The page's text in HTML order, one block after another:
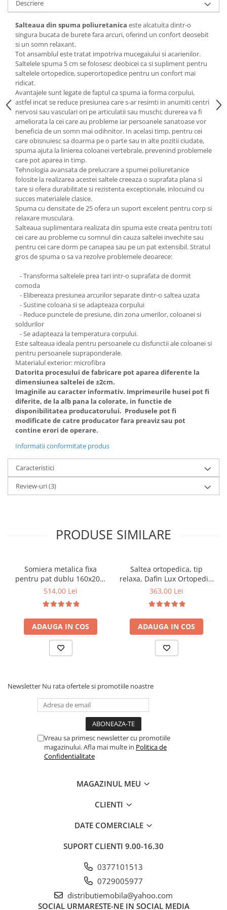
Mese gradinita
Scaune gradinita
Set mese si scaune gradinita
Mobilier copii
Mobila camera copii
Scaune birou pentru copii
Saltele patuturi copii
Paturi copii
Masa si scaune gradinita
Seturi comode living si dormitor
Descriere
Salteaua din spuma poliuretanica este alcatuita dintr-o
singura bucata de burete fara arcuri, oferind un confort deosebit
si un somn relaxant.
Tot ansamblul este tratat impotriva mucegaiului si acarienilor.
Saltelele spuma 5 cm se folosesc deobicei ca si supliment pentru
saltelele ortopedice, superortopedice pentru un confort mai
ridicat.
Avantajele sunt legate de faptul ca spuma ia forma corpului,
astfel incat se reduce presiunea care s-ar resimti in anumiti centri
nervosi sau vasculari ori pe articulatii sau muschi; durerea va fi
ameliorata la cei care au probleme iar persoanele sanatoase vor
beneficia de un somn mai odihnitor. In acelasi timp, pentru cei
care obisnuiesc sa doarma pe o parte sau in alte pozitii ciudate,
spuma ajuta la linierea coloanei vertebrale, prevenind problemele
care pot aparea in timp.
Tehnologia avansata de prelucrare a spumei poliuretanice
folosite la realizarea acestei saltele creeaza o suprafata plana si
tare si ofera durabilitate si rezistenta exceptionale, inlocuind cu
succes materialele clasice.
Spuma cu densitate de 25 ofera un suport excelent pentru corp si
relaxare musculara.
Salteaua suplimentara realizata din spuma este creata pentru toti
cei care au probleme cu somnul din cauza saltelei invechite sau
pentru cei care dorm pe canapea sau pe un pat extensibil. Stratul
gros de spuma o sa va rezolve problemele deoarece:
- Transforma saltelele prea tari intr-o suprafata de dormit
comoda
- Elibereaza presiunea arcurilor separate dintr-o saltea uzata
- Sustine coloana si se adapteaza corpului
- Reduce punctele de presiune, din zona umerilor, coloanei si
soldurilor
- Se adapteaza la temperatura corpului.
Este salteaua ideala pentru persoanele cu disfunctii ale coloanei si
pentru persoanele supraponderale.
Materialul exterior: microfibra
Datorita procesului de fabricare pot aparea diferente la
dimensiunea saltelei de ±2cm.
Imaginile au caracter informativ. Imprimeurile husei pot fi
diferite, de la alb pana la colorate, in functie de
disponibilitatea producatorului. Produsele pot fi
modificate de catre producator fara preaviz sau pot
contine erori de operare.
Informatii conformitate produs
Caracteristici
Review-uri(3)
PRODUSE SIMILARE
Somiera metalica fixa
pentru pat dublu 160x200,
6 picioare, 32 lamele lemn
saltea ferm, negru
514,00 Lei
ADAUGA IN COS
Saltea ortopedica, tip
relaxa, Dafin Lux Ortopedic,
90x200x21cm, fermitate
tip Bonell, fata vara-iarna,
sistem de aerisire cu
butoni, Salt Confort
363,00 Lei
ADAUGA IN COS
Newsletter Nu rata ofertele si promotiile noastre
Vreau sa primesc newsletter cu promotiile
magazinului. Afla mai multe in Politica de
Confidentialitate
MAGAZINUL MEU
CLIENTI
DATE COMERCIALE
SUPORT CLIENTI 9.00-16.30
0377101513
0729005977
distributiemobila@yahoo.com
SOCIAL URMARESTE-NE IN SOCIAL MEDIA